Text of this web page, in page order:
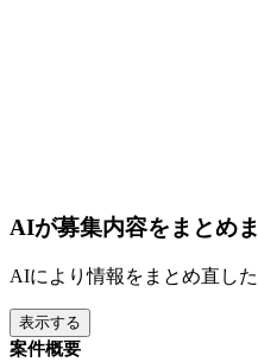
AIが募集内容をまとめま
AIにより情報をまとめ直し
表示する
案件概要